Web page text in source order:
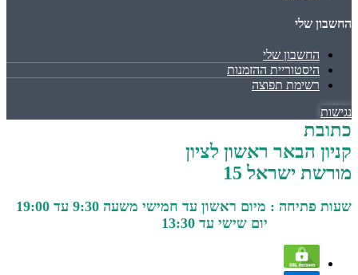
החשבון שלי
החשבון שלי
היסטוריית ההזמנות
רשימת תפוצה
נגישות
כתובת
קניון הבאר ראשון לציון
מורשת ישראל 15
שעות פתיחה : מיום ראשון עד חמישי משעה 9:30 עד 19:00
יום שישי עד 13:30